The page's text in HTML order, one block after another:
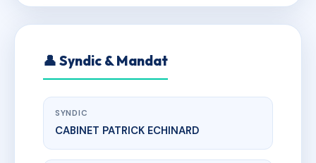
👤 Syndic & Mandat
SYNDIC
CABINET PATRICK ECHINARD